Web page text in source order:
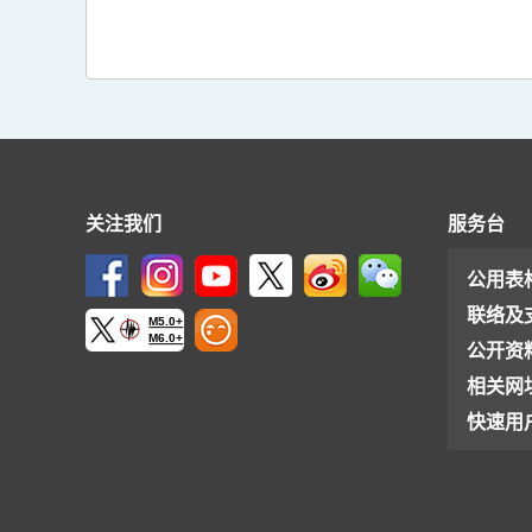
关注我们
M5.0+
M6.0+
服务台
公用表
联络及
公开资
相关网
快速用